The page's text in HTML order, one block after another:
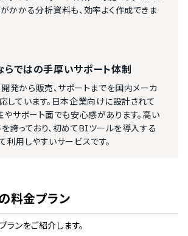
かかる分析資料も、効率よく作成できま
らではの手厚いサポート体制
発から販売、サポートまでを国内メーカ
しています。日本企業向けに設計されて
やサポート面でも安心感があります。高い
誇っており、初めてBIツールを導入する
利用しやすいサービスです。
料金プラン
ランをご紹介します。